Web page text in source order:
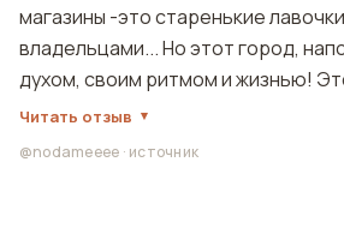
магазины -это старенькие
владельцами... Но этот город,
духом, своим ритмом и жизнью!
Читать отзыв
@nodameeee · источник